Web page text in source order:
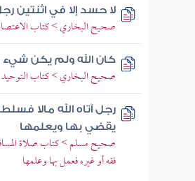
لا حسد إلا في اثنتين
صحيح البخاري > كتاب الاعتصام
كان الله ولم يكن شيء
صحيح البخاري > كتاب
رجل آتاه الله مالا
يقضي بها ويعلمها
صحيح مسلم > كتاب صلاة
فقه أو غيره فعمل بها وعلمها